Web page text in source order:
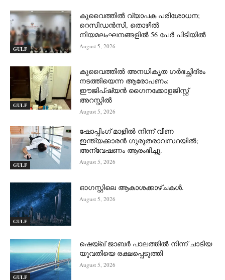
GULF
കുവൈത്തിൽ വ്യാപക പരിശോധന;
റെസിഡൻസി, തൊഴിൽ
നിയമലംഘനങ്ങളിൽ 56 പേർ പിടിയിൽ
August 5, 2026
GULF
കുവൈത്തിൽ അനധികൃത ഗർഭച്ഛിദ്രം
നടത്തിയെന്ന ആരോപണം:
ഈജിപ്ഷ്യൻ ഗൈനക്കോളജിസ്റ്റ്
അറസ്റ്റിൽ
August 5, 2026
GULF
ഷോപ്പിംഗ് മാളിൽ നിന്ന് വീണ
ഇന്ത്യക്കാരൻ ഗുരുതരാവസ്ഥയിൽ;
അന്വേഷണം ആരംഭിച്ചു.
August 5, 2026
GULF
ഓഗസ്റ്റിലെ ആകാശക്കാഴ്ചകൾ.
August 5, 2026
GULF
ഷെയ്ഖ് ജാബർ പാലത്തിൽ നിന്ന് ചാടിയ
യുവതിയെ രക്ഷപ്പെടുത്തി
August 5, 2026